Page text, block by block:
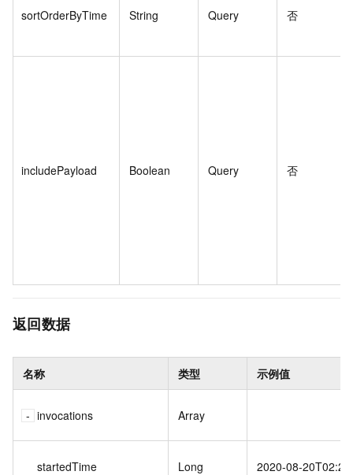
sortOrderByTime String Query 否
includePayload Boolean Query 否
返回数据
名称 类型 示例值
invocations Array
startedTime Long 2020-08-